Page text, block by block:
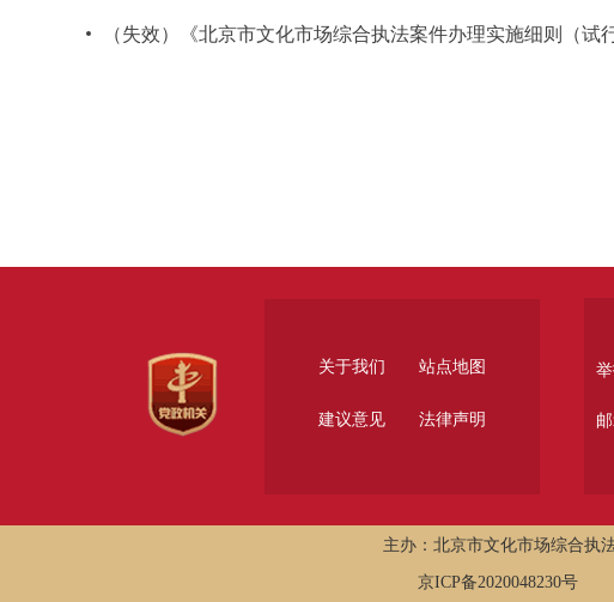
（失效）《北京市文化市场综合执法案件办理实施细则（试
关于我们 站点地图
建议意见 法律声明
主办：北京市文化市场综合执
京ICP备2020048230号